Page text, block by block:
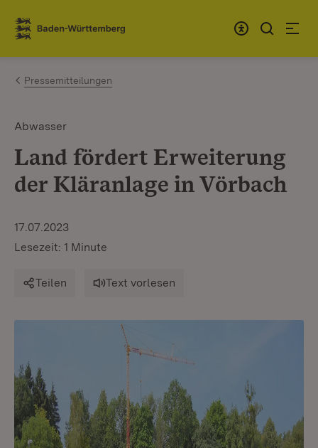
Zum Inhalt springen
Link zur Startseite
Pressemitteilungen
Abwasser
Land fördert Erweiterung
der Kläranlage in Vörbach
17.07.2023
Lesezeit: 1 Minute
Teilen Text vorlesen